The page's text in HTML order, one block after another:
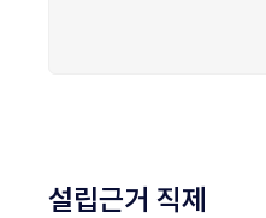
설립근거 직제